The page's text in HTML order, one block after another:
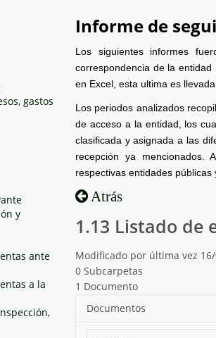
gastos
y
ante
a la
Informe de
Los siguientes informes
correspondencia de la
en Excel, esta ultima es
Los periodos analizados
de acceso a la entidad, los
clasificada y asignada a las
recepción ya mencionados.
respectivas entidades
Atrás
1.13 Listado de
Modificado por última vez
0 Subcarpetas
1 Documento
Documentos